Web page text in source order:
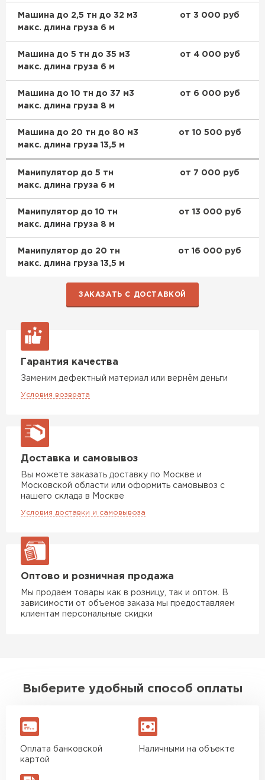
Машина до 2,5 тн до 32 м3
макс. длина груза 6 м
от 3 000 руб
Машина до 5 тн до 35 м3
макс. длина груза 6 м
от 4 000 руб
Машина до 10 тн до 37 м3
макс. длина груза 8 м
от 6 000 руб
Машина до 20 тн до 80 м3
макс. длина груза 13,5 м
от 10 500 руб
Манипулятор до 5 тн
макс. длина груза 6 м
от 7 000 руб
Манипулятор до 10 тн
макс. длина груза 8 м
от 13 000 руб
Манипулятор до 20 тн
макс. длина груза 13,5 м
от 16 000 руб
ЗАКАЗАТЬ С ДОСТАВКОЙ
Гарантия качества
Заменим дефектный материал или вернём деньги
Условия возврата
Доставка и самовывоз
Вы можете заказать доставку по Москве и
Московской области или оформить самовывоз с
нашего склада в Москве
Условия доставки и самовывоза
Оптово и розничная продажа
Мы продаем товары как в розницу, так и оптом. В
зависимости от объемов заказа мы предоставляем
клиентам персональные скидки
Выберите удобный способ оплаты
Оплата банковской
картой
Наличными на объекте